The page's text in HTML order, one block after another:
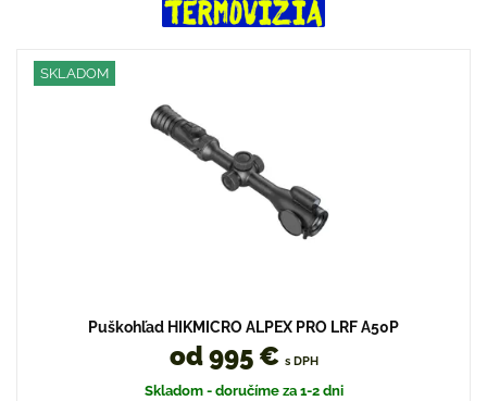
SKLADOM
Puškohľad HIKMICRO ALPEX PRO LRF A50P
od 995 € s DPH
Skladom - doručíme za 1-2 dni